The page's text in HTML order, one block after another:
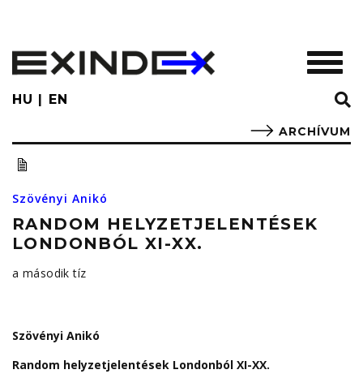
main
content
HU EN
ARCHÍVUM
Szövényi Anikó
RANDOM HELYZETJELENTÉSEK
LONDONBÓL XI-XX.
a második tíz
Szövényi Anikó
Random helyzetjelentések Londonból XI-XX.